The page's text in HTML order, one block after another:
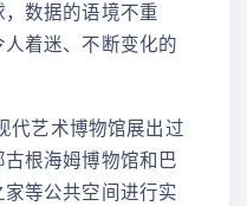
数据的语境不重
着迷、不断变化的
代艺术博物馆展出过
根海姆博物馆和巴
等公共空间进行实